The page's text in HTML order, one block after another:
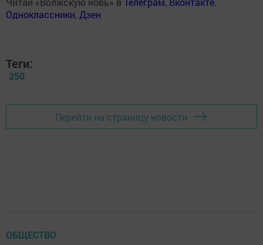
Одноклассники,Дзен
Теги:
250
Перейти на страницу новости
ОБЩЕСТВО